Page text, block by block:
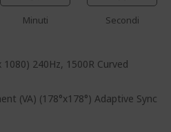
Minuti Secondi
240Hz, 1500R Curved
(VA) (178°x178°) Adaptive Sync